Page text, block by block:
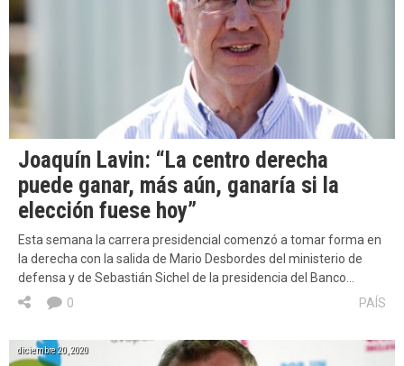
Joaquín Lavin: “La centro derecha
puede ganar, más aún, ganaría si la
elección fuese hoy”
Esta semana la carrera presidencial comenzó a tomar forma en
la derecha con la salida de Mario Desbordes del ministerio de
defensa y de Sebastián Sichel de la presidencia del Banco…
PAÍS
0
diciembre 20, 2020